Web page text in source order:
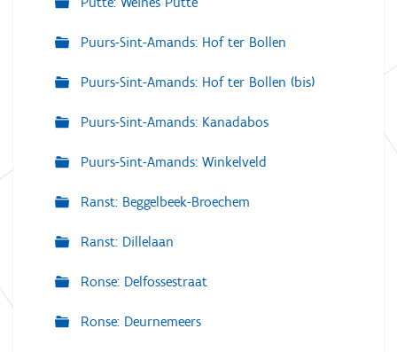
Puurs-Sint-Amands: Hof ter Bollen
Puurs-Sint-Amands: Hof ter Bollen (bis)
Puurs-Sint-Amands: Kanadabos
Puurs-Sint-Amands: Winkelveld
Ranst: Beggelbeek-Broechem
Ranst: Dillelaan
Ronse: Delfossestraat
Ronse: Deurnemeers